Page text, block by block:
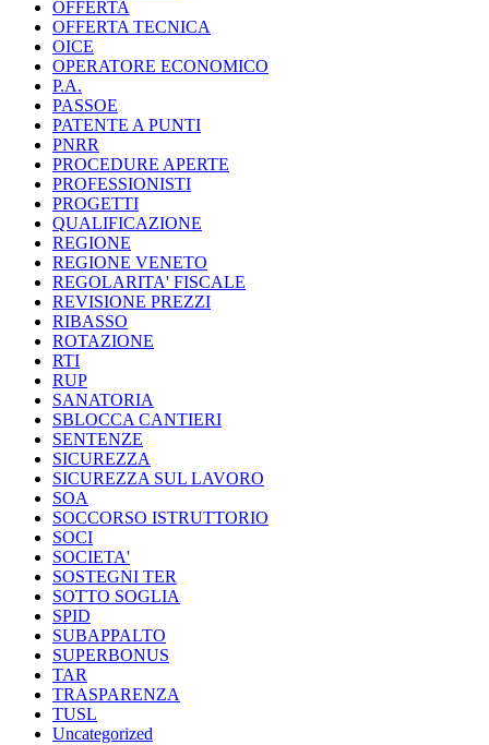
OFFERTA
OFFERTA TECNICA
OICE
OPERATORE ECONOMICO
P.A.
PASSOE
PATENTE A PUNTI
PNRR
PROCEDURE APERTE
PROFESSIONISTI
PROGETTI
QUALIFICAZIONE
REGIONE
REGIONE VENETO
REGOLARITA' FISCALE
REVISIONE PREZZI
RIBASSO
ROTAZIONE
RTI
RUP
SANATORIA
SBLOCCA CANTIERI
SENTENZE
SICUREZZA
SICUREZZA SUL LAVORO
SOA
SOCCORSO ISTRUTTORIO
SOCI
SOCIETA'
SOSTEGNI TER
SOTTO SOGLIA
SPID
SUBAPPALTO
SUPERBONUS
TAR
TRASPARENZA
TUSL
Uncategorized